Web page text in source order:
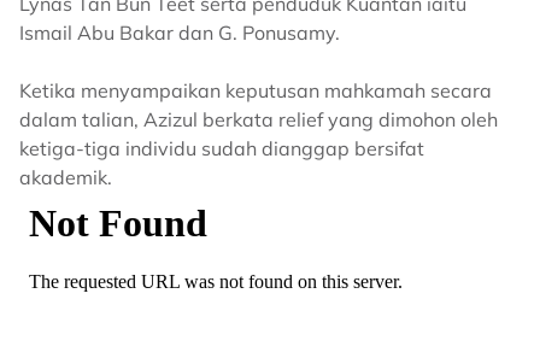
Ismail Abu Bakar dan G. Ponusamy.
Ketika menyampaikan keputusan mahkamah secara
dalam talian, Azizul berkata relief yang dimohon oleh
ketiga-tiga individu sudah dianggap bersifat
akademik.